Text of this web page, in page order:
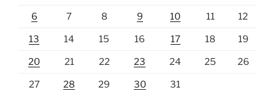
6 7 8 9 10 11 12
13 14 15 16 17 18 19
20 21 22 23 24 25 26
27 28 29 30 31